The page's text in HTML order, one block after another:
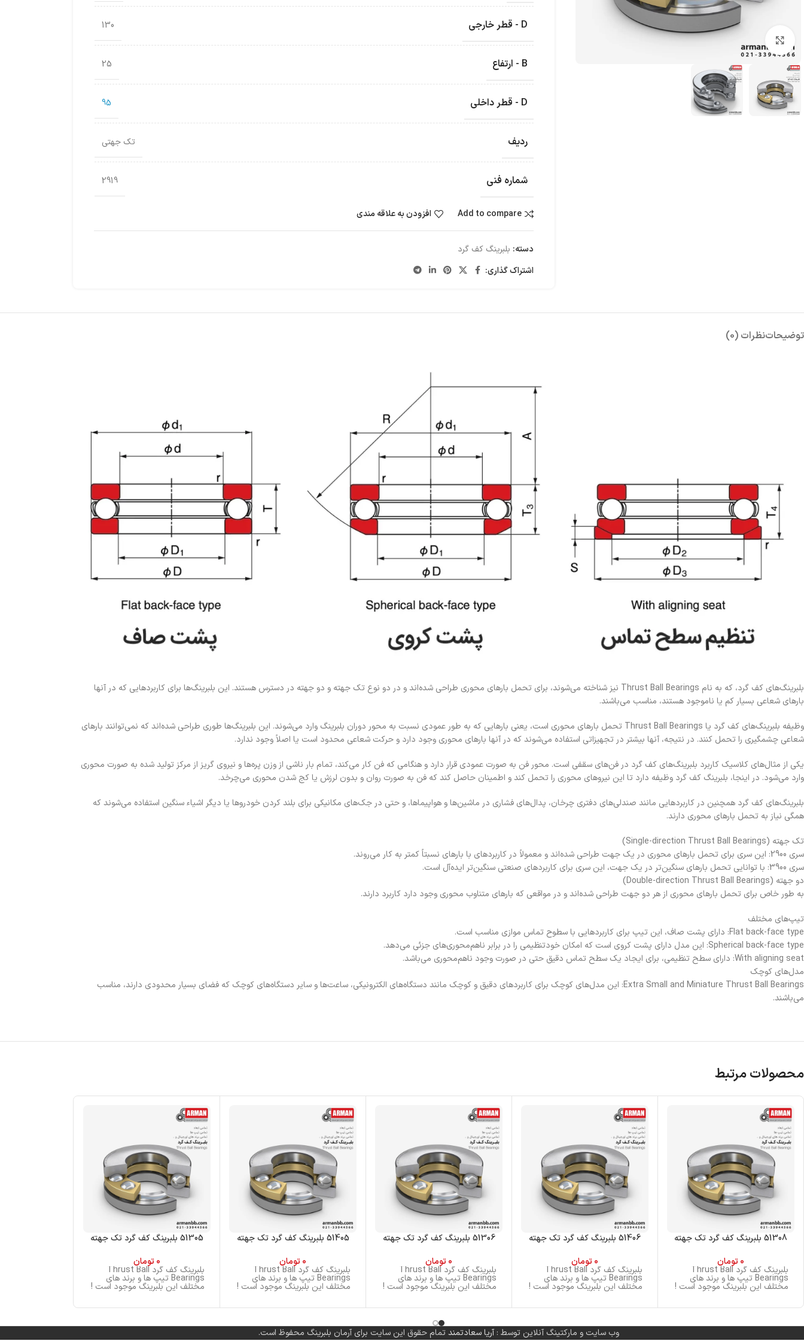
بزرگنمایی تصویر
D - قطر خارجی 130
B - ارتفاع 25
D - قطر داخلی 95
ردیف تک جهتی
شماره فنی 2919
Add to compare افزودن به علاقه مندی
دسته: بلبرینگ کف گرد
اشتراک گذاری:
توضیحاتنظرات (0)
بلبرینگ‌های کف گرد، که به نام Thrust Ball Bearings نیز شناخته می‌شوند، برای تحمل بارهای محوری طراحی شده‌اند و در دو نوع تک جهته و دو جهته در دسترس هستند. این بلبرینگ‌ها برای کاربردهایی که در آنها
بارهای شعاعی بسیار کم یا ناموجود هستند، مناسب می‌باشند.
وظیفه بلبرینگ‌های کف گرد یا Thrust Ball Bearings تحمل بارهای محوری است، یعنی بارهایی که به طور عمودی نسبت به محور دوران بلبرینگ وارد می‌شوند. این بلبرینگ‌ها طوری طراحی شده‌اند که نمی‌توانند بارهای
شعاعی چشمگیری را تحمل کنند. در نتیجه، آنها بیشتر در تجهیزاتی استفاده می‌شوند که در آنها بارهای محوری وجود دارد و حرکت شعاعی محدود است یا اصلاً وجود ندارد.
یکی از مثال‌های کلاسیک کاربرد بلبرینگ‌های کف گرد در فن‌های سقفی است. محور فن به صورت عمودی قرار دارد و هنگامی که فن کار می‌کند، تمام بار ناشی از وزن پره‌ها و نیروی گریز از مرکز تولید شده به صورت محوری
وارد می‌شود. در اینجا، بلبرینگ کف گرد وظیفه دارد تا این نیروهای محوری را تحمل کند و اطمینان حاصل کند که فن به صورت روان و بدون لرزش یا کج شدن محوری می‌چرخد.
بلبرینگ‌های کف گرد همچنین در کاربردهایی مانند صندلی‌های دفتری چرخان، پدال‌های فشاری در ماشین‌ها و هواپیماها، و حتی در جک‌های مکانیکی برای بلند کردن خودروها یا دیگر اشیاء سنگین استفاده می‌شوند که
همگی نیاز به تحمل بارهای محوری دارند.
تک جهته (Single-direction Thrust Ball Bearings)
سری 2900: این سری برای تحمل بارهای محوری در یک جهت طراحی شده‌اند و معمولاً در کاربردهای با بارهای نسبتاً کمتر به کار می‌روند.
سری 3900: با توانایی تحمل بارهای سنگین‌تر در یک جهت، این سری برای کاربردهای صنعتی سنگین‌تر ایده‌آل است.
دو جهته (Double-direction Thrust Ball Bearings)
به طور خاص برای تحمل بارهای محوری از هر دو جهت طراحی شده‌اند و در مواقعی که بارهای متناوب محوری وجود دارد کاربرد دارند.
تیپ‌های مختلف
Flat back-face type: دارای پشت صاف، این تیپ برای کاربردهایی با سطوح تماس موازی مناسب است.
Spherical back-face type: این مدل دارای پشت کروی است که امکان خودتنظیمی را در برابر ناهم‌محوری‌های جزئی می‌دهد.
With aligning seat: دارای سطح تنظیمی، برای ایجاد یک سطح تماس دقیق حتی در صورت وجود ناهم‌محوری می‌باشد.
مدل‌های کوچک
Extra Small and Miniature Thrust Ball Bearings: این مدل‌های کوچک برای کاربردهای دقیق و کوچک مانند دستگاه‌های الکترونیکی، ساعت‌ها و سایر دستگاه‌های کوچک که فضای بسیار محدودی دارند، مناسب
می‌باشند.
محصولات مرتبط
51308 بلبرینگ کف گرد تک جهته
0تومان
بلبرینگ کف گرد Thrust Ball
Bearings تیپ ها و برند های
مختلف این بلبرینگ موجود است !
51406 بلبرینگ کف گرد تک جهته
0تومان
بلبرینگ کف گرد Thrust Ball
Bearings تیپ ها و برند های
مختلف این بلبرینگ موجود است !
51306 بلبرینگ کف گرد تک جهته
0تومان
بلبرینگ کف گرد Thrust Ball
Bearings تیپ ها و برند های
مختلف این بلبرینگ موجود است !
51405 بلبرینگ کف گرد تک جهته
0تومان
بلبرینگ کف گرد Thrust Ball
Bearings تیپ ها و برند های
مختلف این بلبرینگ موجود است !
51305 بلبرینگ کف گرد تک جهته
0تومان
بلبرینگ کف گرد Thrust Ball
Bearings تیپ ها و برند های
مختلف این بلبرینگ موجود است !
وب سایت و مارکتینگ آنلاین توسط :آریا سعادتمندتمام حقوق این سایت برای آرمان بلبرینگ محفوظ است.